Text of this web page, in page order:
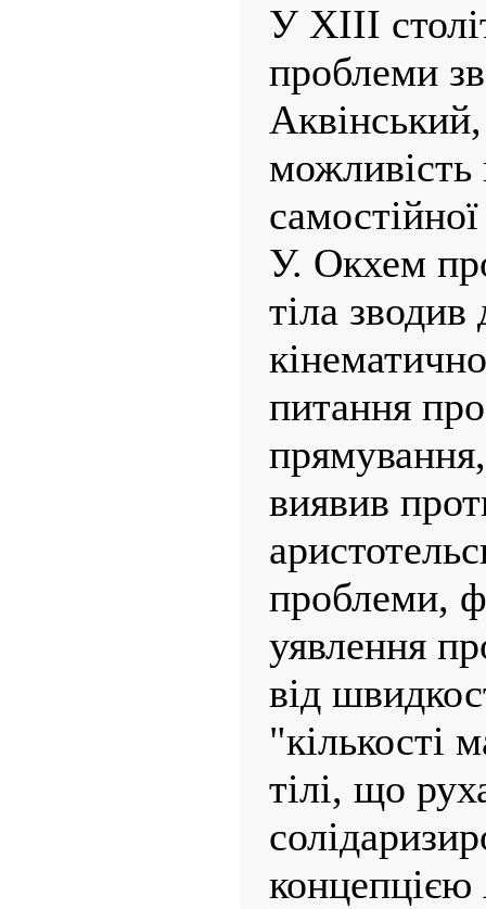
У XIII
проблеми
можливість
У. Окхем
тіла зводив
питання
виявив
проблеми,
уявлення
від
"кількості
тілі, що